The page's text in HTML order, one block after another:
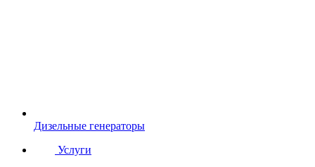
Дизельные генераторы
Услуги